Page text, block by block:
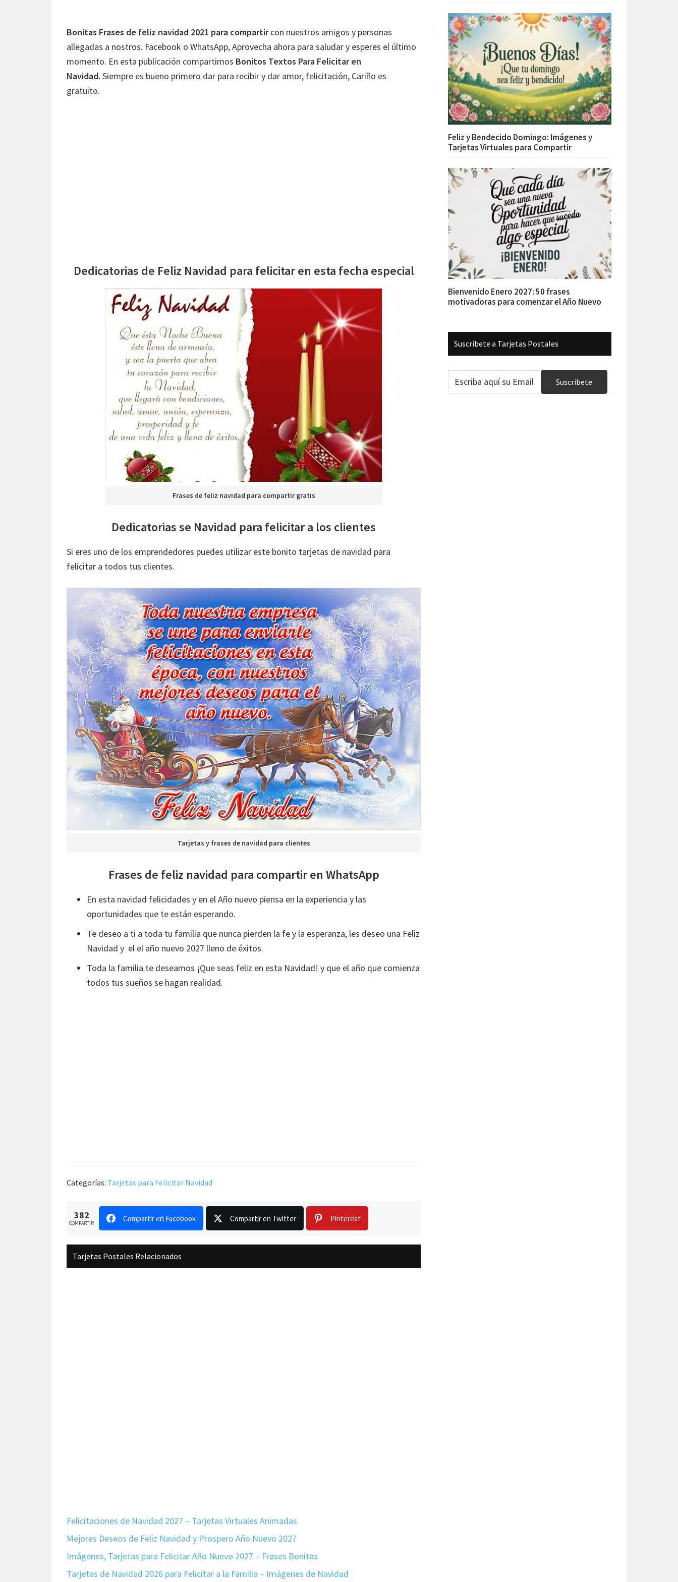
Bonitas Frases de feliz navidad 2021 para compartircon nuestros amigos y personas
allegadas a nostros. Facebook o WhatsApp, Aprovecha ahora para saludar y esperes el último
momento. En esta publicación compartimos Bonitos Textos Para Felicitar en
Navidad. Siempre es bueno primero dar para recibir y dar amor, felicitación, Cariño es
gratuito.
Dedicatorias de Feliz Navidad para felicitar en esta fecha especial
Frases de feliz navidad para compartir gratis
Dedicatorias se Navidad para felicitar a los clientes
Si eres uno de los emprendedores puedes utilizar este bonito tarjetas de navidad para
felicitar a todos tus clientes.
Tarjetas y frases de navidad para clientes
Frases de feliz navidad para compartir en WhatsApp
En esta navidad felicidades y en el Año nuevo piensa en la experiencia y las
oportunidades que te están esperando.
Te deseo a ti a toda tu familia que nunca pierden la fe y la esperanza, les deseo una Feliz
Navidad y el el año nuevo 2027 lleno de éxitos.
Toda la familia te deseamos ¡Que seas feliz en esta Navidad! y que el año que comienza
todos tus sueños se hagan realidad.
Categorías: Tarjetas para Felicitar Navidad
382
COMPARTIR Compartir en Facebook Compartir en Twitter Pinterest
Tarjetas Postales Relacionados
Felicitaciones de Navidad 2027 – Tarjetas Virtuales Animadas
Mejores Deseos de Feliz Navidad y Prospero Año Nuevo 2027
Imágenes, Tarjetas para Felicitar Año Nuevo 2027 – Frases Bonitas
Tarjetas de Navidad 2026 para Felicitar a la Familia – Imágenes de Navidad
Feliz y Bendecido Domingo: Imágenes y
Tarjetas Virtuales para Compartir
Bienvenido Enero 2027: 50 frases
motivadoras para comenzar el Año Nuevo
Suscríbete a Tarjetas Postales